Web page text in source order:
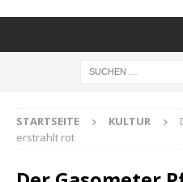
STARTSEITE KULTUR
erstrahlt rot